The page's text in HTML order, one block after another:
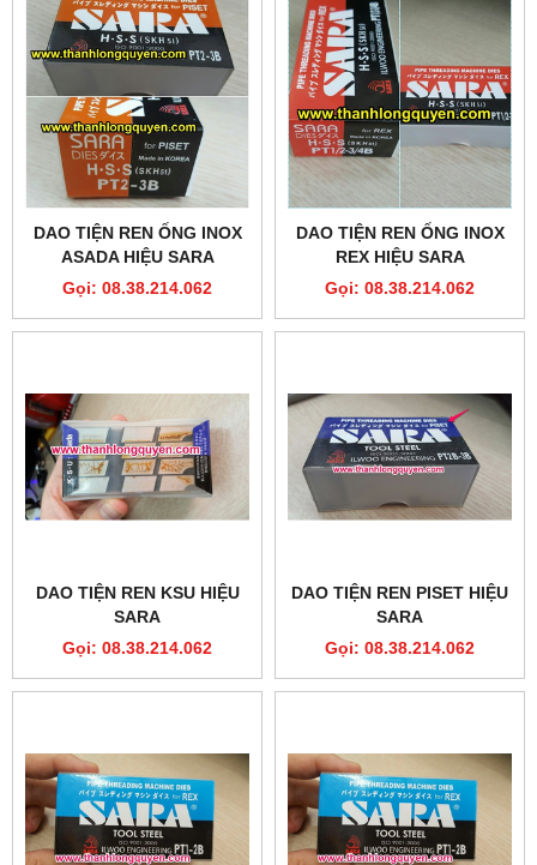
DAO TIỆN REN ỐNG INOX
ASADA HIỆU SARA
Gọi: 08.38.214.062
DAO TIỆN REN ỐNG INOX
REX HIỆU SARA
Gọi: 08.38.214.062
DAO TIỆN REN KSU HIỆU
SARA
Gọi: 08.38.214.062
DAO TIỆN REN PISET HIỆU
SARA
Gọi: 08.38.214.062